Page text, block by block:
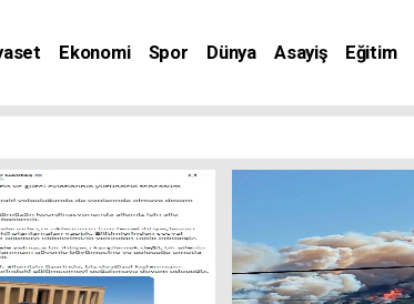
Ekonomi Spor Dünya Asayiş Eğitim